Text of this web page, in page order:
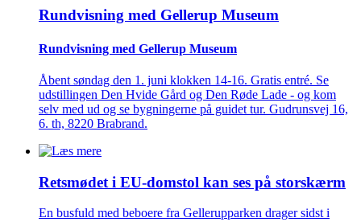
Rundvisning med Gellerup Museum
Rundvisning med Gellerup Museum
Åbent søndag den 1. juni klokken 14-16. Gratis entré. Se
udstillingen Den Hvide Gård og Den Røde Lade - og kom
selv med ud og se bygningerne på guidet tur. Gudrunsvej 16,
6. th, 8220 Brabrand.
Retsmødet i EU-domstol kan ses på storskærm
En busfuld med beboere fra Gellerupparken drager sidst i